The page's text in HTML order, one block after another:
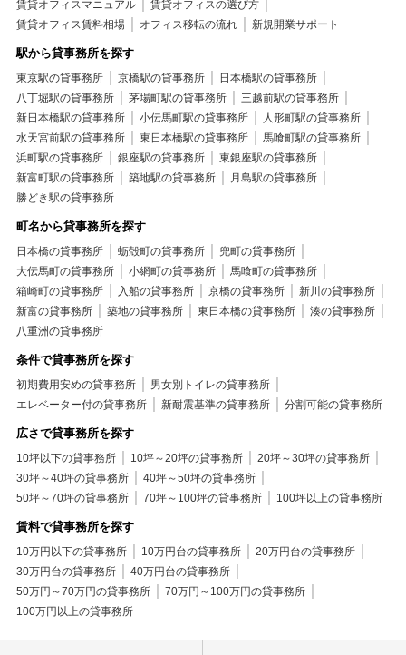
賃貸オフィスマニュアル
賃貸オフィスの選び方
賃貸オフィス賃料相場
オフィス移転の流れ 新規開業サポート
駅から貸事務所を探す
東京駅の貸事務所 京橋駅の貸事務所
日本橋駅の貸事務所
八丁堀駅の貸事務所
茅場町駅の貸事務所
三越前駅の貸事務所
新日本橋駅の貸事務所
小伝馬町駅の貸事務所
人形町駅の貸事務所
水天宮前駅の貸事務所
東日本橋駅の貸事務所
馬喰町駅の貸事務所
浜町駅の貸事務所
銀座駅の貸事務所
東銀座駅の貸事務所
新富町駅の貸事務所
築地駅の貸事務所
月島駅の貸事務所
勝どき駅の貸事務所
町名から貸事務所を探す
日本橋の貸事務所 蛎殻町の貸事務所
兜町の貸事務所
大伝馬町の貸事務所
小網町の貸事務所
馬喰町の貸事務所
箱崎町の貸事務所
入船の貸事務所 京橋の貸事務所
新川の貸事務所
新富の貸事務所
築地の貸事務所 東日本橋の貸事務所
湊の貸事務所
八重洲の貸事務所
条件で貸事務所を探す
初期費用安めの貸事務所
男女別トイレの貸事務所
エレベーター付の貸事務所
新耐震基準の貸事務所 分割可能の貸事務所
広さで貸事務所を探す
10坪以下の貸事務所 10坪～20坪の貸事務所
20坪～30坪の貸事務所
30坪～40坪の貸事務所
40坪～50坪の貸事務所
50坪～70坪の貸事務所
70坪～100坪の貸事務所 100坪以上の貸事務所
賃料で貸事務所を探す
10万円以下の貸事務所 10万円台の貸事務所
20万円台の貸事務所
30万円台の貸事務所
40万円台の貸事務所
50万円～70万円の貸事務所
70万円～100万円の貸事務所
100万円以上の貸事務所